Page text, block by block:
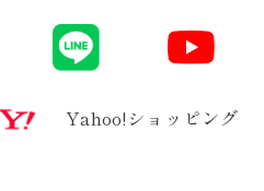
Yahoo!ショッピング